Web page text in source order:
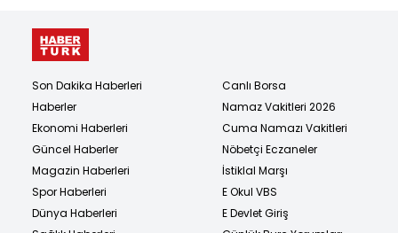
Son Dakika Haberleri
Haberler
Ekonomi Haberleri
Güncel Haberler
Magazin Haberleri
Spor Haberleri
Dünya Haberleri
Canlı Borsa
Namaz Vakitleri 2026
Cuma Namazı Vakitleri
Nöbetçi Eczaneler
İstiklal Marşı
E Okul VBS
E Devlet Giriş